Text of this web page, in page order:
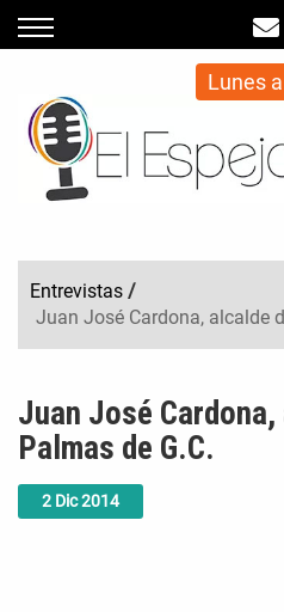
Lunes
Entrevistas /
Juan José Cardona, alcalde
2 Dic2014
Juan José
Palmas de G.C.